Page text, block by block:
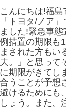
こんにちは!福
「トヨタ/ノア
ました!緊急事
例措置の期限も
まされた方もい
夫。」と思って
に期限がきてし
合うことが予想
避けるためにも
しょう。また、